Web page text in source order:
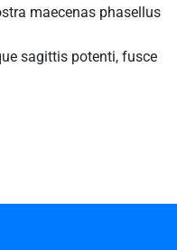
maecenas phasellus
sagittis potenti, fusce